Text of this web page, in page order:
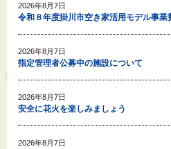
2026年8月7日
令和８年度掛川市空き家活用モデル事業
2026年8月7日
指定管理者公募中の施設について
2026年8月7日
安全に花火を楽しみましょう
2026年8月7日